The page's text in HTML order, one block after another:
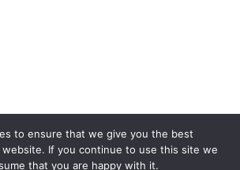
to ensure that we give you the best
If you continue to use this site we
that you are happy with it.